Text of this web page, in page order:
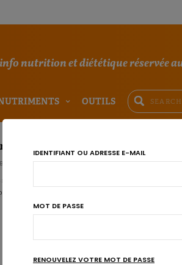
nutrition et diététique réservée
OUTILS
ou mauvaise habitude pour le poids ?
liés. La sieste peut permettre de récupérer en cas
après le repas de midi …
IDENTIFIANT OU ADRESSE E-MAIL
MOT DE PASSE
RENOUVELEZ VOTRE MOT DE PASSE